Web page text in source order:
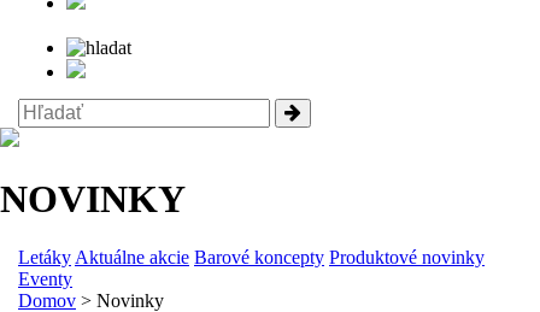
NOVINKY
Letáky Aktuálne akcie Barové koncepty Produktové novinky
Eventy
Domov > Novinky